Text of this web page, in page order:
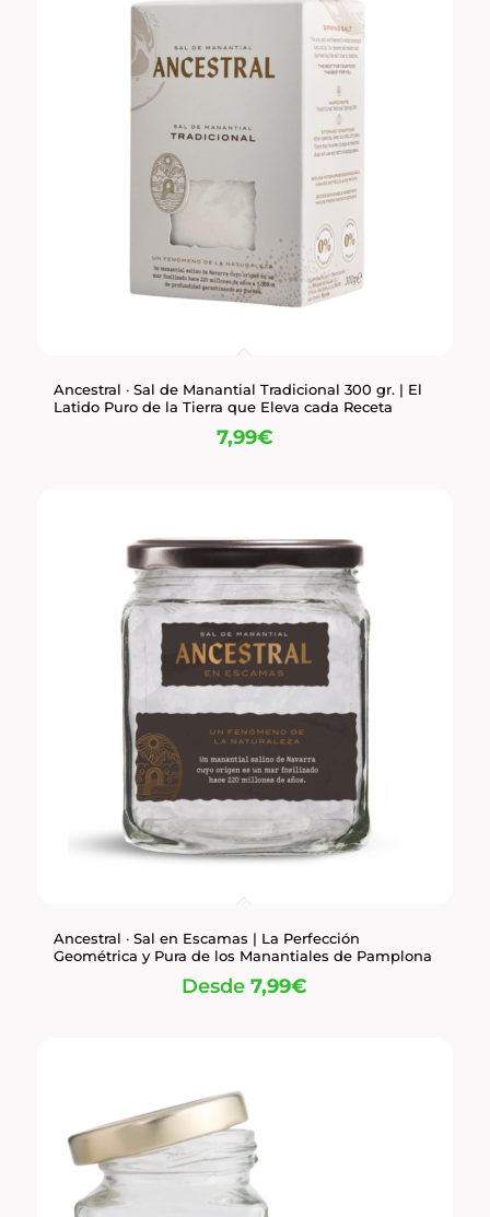
Ancestral · Sal de Manantial Tradicional 300 gr. | El
Latido Puro de la Tierra que Eleva cada Receta
7,99€
Ancestral · Sal en Escamas | La Perfección
Geométrica y Pura de los Manantiales de Pamplona
Desde7,99€